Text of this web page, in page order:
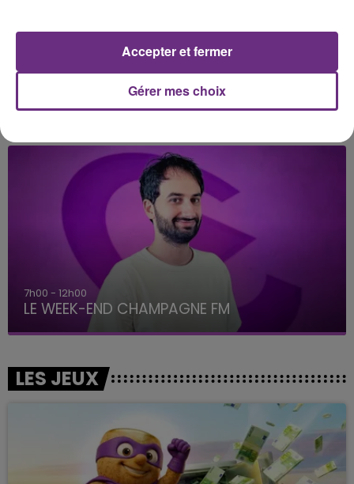
SHAKIRA FEAT. BURNA BOY
16h00 - 20h00
LE WEEK-END CHAMPAGNE FM
LES JEUX
Gérer mes choix
Accepter et fermer